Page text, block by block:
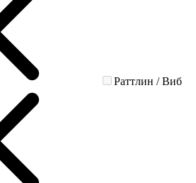
Раттлин / Виб